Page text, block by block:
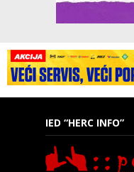
IED “HERC INFO”